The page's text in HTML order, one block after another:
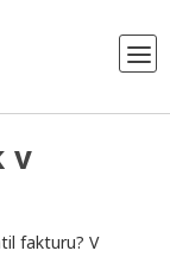
v
fakturu? V